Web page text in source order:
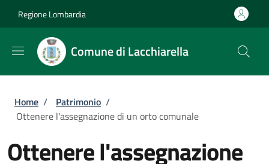
Regione Lombardia
Comune di Lacchiarella
Briciole di pane
Home / Patrimonio /
Ottenere l'assegnazione di un orto comunale
Ottenere l'assegnazione